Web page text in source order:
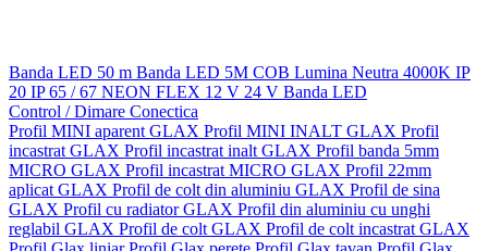
Banda LED 50 m Banda LED 5M COB Lumina Neutra 4000K IP
20 IP 65 / 67 NEON FLEX 12 V 24 V Banda LED
Control / Dimare Conectica
Profil MINI aparent GLAX Profil MINI INALT GLAX Profil
incastrat GLAX Profil incastrat inalt GLAX Profil banda 5mm
MICRO GLAX Profil incastrat MICRO GLAX Profil 22mm
aplicat GLAX Profil de colt din aluminiu GLAX Profil de sina
GLAX Profil cu radiator GLAX Profil din aluminiu cu unghi
reglabil GLAX Profil de colt GLAX Profil de colt incastrat GLAX